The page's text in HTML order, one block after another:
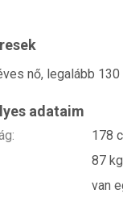
nő, legalább
adataim
178
87 kg
van